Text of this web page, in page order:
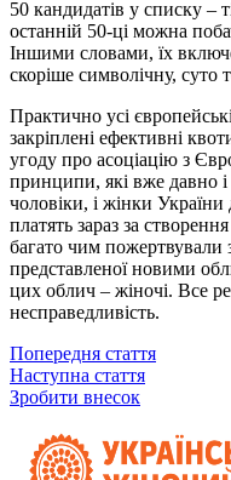
50 кандидатів у списку –
останній 50-ці можна
Іншими словами, їх
скоріше символічну, суто
Практично усі
закріплені ефективні
угоду про асоціацію з
принципи, які вже давно
чоловіки, і жінки
платять зараз за
багато чим пожертвували
представленої новими
цих облич – жіночі. Все
несправедливість.
Попередня стаття
Наступна стаття
Зробити внесок